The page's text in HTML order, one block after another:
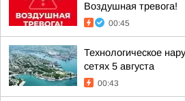
Воздушная тревога!
00:45
Технологическое
сетях 5 августа
00:43